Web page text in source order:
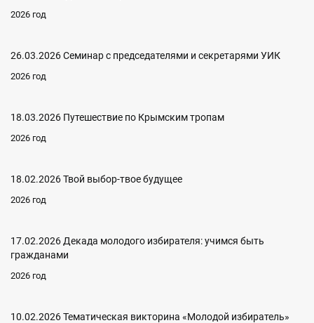
2026 год
26.03.2026 Семинар с председателями и секретарями УИК
2026 год
18.03.2026 Путешествие по Крымским тропам
2026 год
18.02.2026 Твой выбор-твое будущее
2026 год
17.02.2026 Декада молодого избирателя: учимся быть
гражданами
2026 год
10.02.2026 Тематическая викторина «Молодой избиратель»